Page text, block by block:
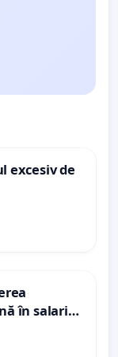
excesiv de
în salariul